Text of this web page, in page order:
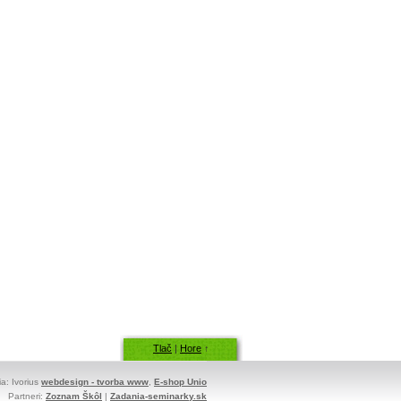
Tlač | Hore ↑
Ivorius webdesign - tvorba www E-shop Unio
Partneri: Zoznam Škôl | Zadania-seminarky.sk